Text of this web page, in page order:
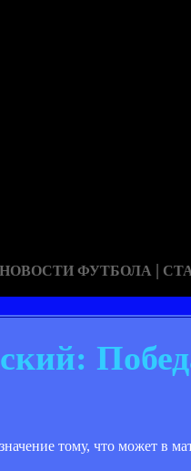
НОВОСТИ ФУТБОЛА |
тому, что может в